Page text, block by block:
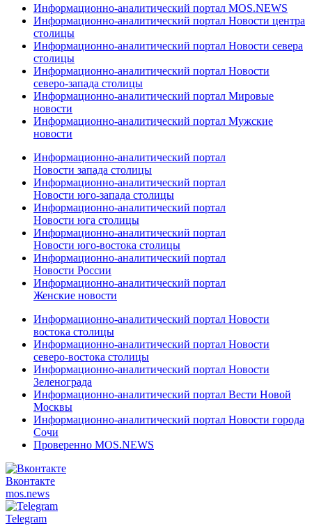
Информационно-аналитический портал MOS.NEWS
Информационно-аналитический портал Новости центра
столицы
Информационно-аналитический портал Новости севера
столицы
Информационно-аналитический портал Новости
северо-запада столицы
Информационно-аналитический портал Мировые
новости
Информационно-аналитический портал Мужские
новости
Информационно-аналитический портал
Новости запада столицы
Информационно-аналитический портал
Новости юго-запада столицы
Информационно-аналитический портал
Новости юга столицы
Информационно-аналитический портал
Новости юго-востока столицы
Информационно-аналитический портал
Новости России
Информационно-аналитический портал
Женские новости
Информационно-аналитический портал Новости
востока столицы
Информационно-аналитический портал Новости
северо-востока столицы
Информационно-аналитический портал Новости
Зеленограда
Информационно-аналитический портал Вести Новой
Москвы
Информационно-аналитический портал Новости города
Сочи
Проверенно MOS.NEWS
Вконтакте
mos.news
Telegram